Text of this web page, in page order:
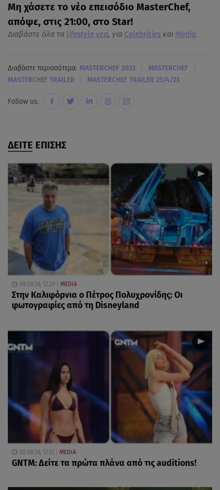
Μη χάσετε το νέο επεισόδιο MasterChef,
απόψε, στις 21:00, στο Star!
Διαβάστε όλα τα lifestyle νεα, για Celebrities και Media.
Διαβάστε περισσότερα: MASTERCHEF 2023 MASTERCHEF
MASTERCHEF TRAILER MASTERCHEF TRAILER 25/4/23
Follow us:
ΔΕΙΤΕ ΕΠΙΣΗΣ
06.08.26, 12:29 MEDIA
Στην Καλιφόρνια ο Πέτρος Πολυχρονίδης: Οι
φωτογραφίες από τη Disneyland
05.08.26, 12:51 MEDIA
GNTM: Δείτε τα πρώτα πλάνα από τις auditions!